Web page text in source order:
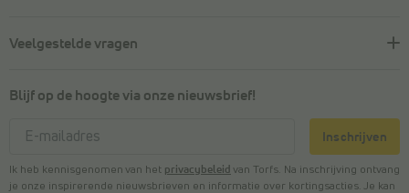
Veelgestelde vragen
Blijf op de hoogte via onze nieuwsbrief!
Inschrijven
Ik heb kennisgenomen van het privacybeleid van Torfs. Na inschrijving ontvang
je onze inspirerende nieuwsbrieven en informatie over kortingsacties. Je kan